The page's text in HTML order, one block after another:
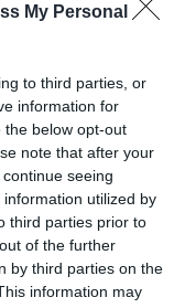
My Personal
to third parties, or
information for
the below opt-out
note that after your
seeing
utilized by
third parties prior to
of the further
by third parties on the
information may
sans doute un peu
avant d’agir ! En
à communiquer
épuisez un peu
et at home où vous
et parfois même
de ne rien
capoteront et les